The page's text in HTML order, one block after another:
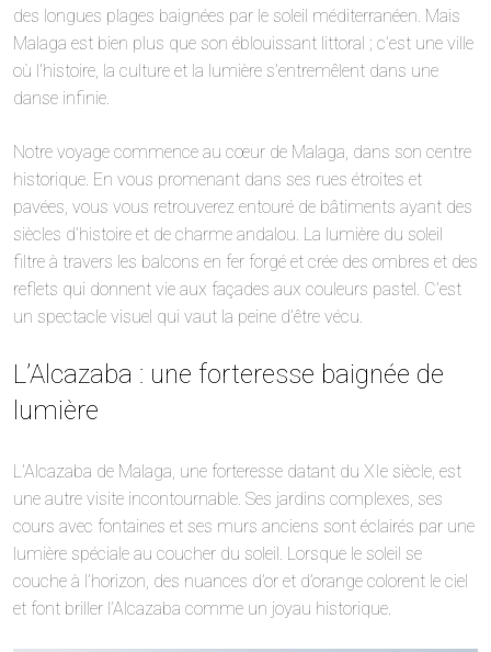
des longues plages baignées par le soleil méditerranéen. Mais
Malaga est bien plus que son éblouissant littoral ; c’est une ville
où l’histoire, la culture et la lumière s’entremêlent dans une
danse infinie.
Notre voyage commence au cœur de Malaga, dans son centre
historique. En vous promenant dans ses rues étroites et
pavées, vous vous retrouverez entouré de bâtiments ayant des
siècles d’histoire et de charme andalou. La lumière du soleil
filtre à travers les balcons en fer forgé et crée des ombres et des
reflets qui donnent vie aux façades aux couleurs pastel. C’est
un spectacle visuel qui vaut la peine d’être vécu.
L’Alcazaba : une forteresse baignée de
lumière
L’Alcazaba de Malaga, une forteresse datant du XIe siècle, est
une autre visite incontournable. Ses jardins complexes, ses
cours avec fontaines et ses murs anciens sont éclairés par une
lumière spéciale au coucher du soleil. Lorsque le soleil se
couche à l’horizon, des nuances d’or et d’orange colorent le ciel
et font briller l’Alcazaba comme un joyau historique.